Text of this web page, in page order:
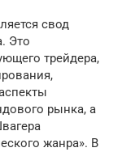
свод
Это
трейдера,
рынка, а
жанра». В